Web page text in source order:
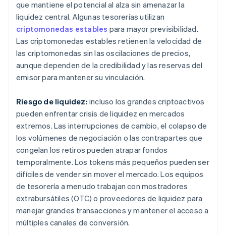
que mantiene el potencial al alza sin amenazar la
liquidez central. Algunas tesorerías utilizan
criptomonedas estables para mayor previsibilidad.
Las criptomonedas estables retienen la velocidad de
las criptomonedas sin las oscilaciones de precios,
aunque dependen de la credibilidad y las reservas del
emisor para mantener su vinculación.
Riesgo de liquidez: incluso los grandes criptoactivos
pueden enfrentar crisis de liquidez en mercados
extremos. Las interrupciones de cambio, el colapso de
los volúmenes de negociación o las contrapartes que
congelan los retiros pueden atrapar fondos
temporalmente. Los tokens más pequeños pueden ser
difíciles de vender sin mover el mercado. Los equipos
de tesorería a menudo trabajan con mostradores
extrabursátiles (OTC) o proveedores de liquidez para
manejar grandes transacciones y mantener el acceso a
múltiples canales de conversión.